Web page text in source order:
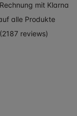
mit Klarna
alle Produkte
(2187 reviews)